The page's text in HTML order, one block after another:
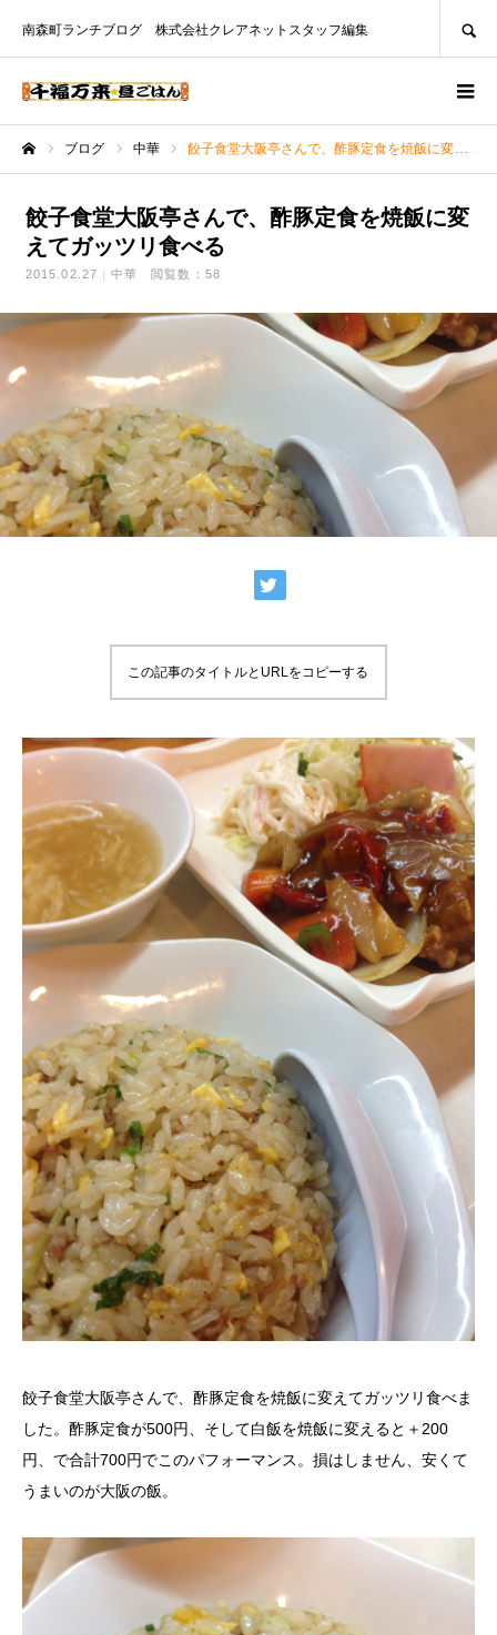
南森町ランチブログ 株式会社クレアネットスタッフ編集
ブログ 中華 餃子食堂大阪亭さんで、酢豚定食を焼飯に変えてガッツリ食べる
餃子食堂大阪亭さんで、酢豚定食を焼飯に変
えてガッツリ食べる
2015.02.27 中華 閲覧数：58
この記事のタイトルとURLをコピーする
餃子食堂大阪亭さんで、酢豚定食を焼飯に変えてガッツリ食べま
した。酢豚定食が500円、そして白飯を焼飯に変えると＋200
円、で合計700円でこのパフォーマンス。損はしません、安くて
うまいのが大阪の飯。